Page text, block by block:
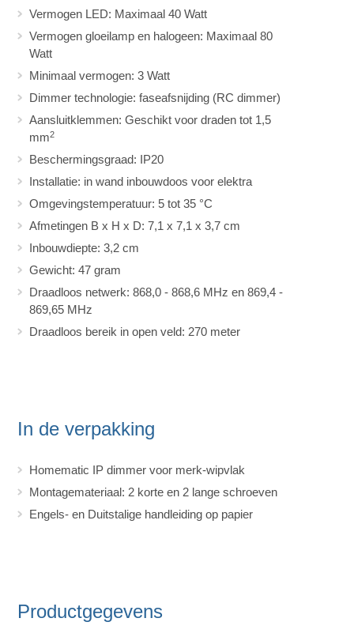
Vermogen LED: Maximaal 40 Watt
Vermogen gloeilamp en halogeen: Maximaal 80
Watt
Minimaal vermogen: 3 Watt
Dimmer technologie: faseafsnijding (RC dimmer)
Aansluitklemmen: Geschikt voor draden tot 1,5
mm2
Beschermingsgraad: IP20
Installatie: in wand inbouwdoos voor elektra
Omgevingstemperatuur: 5 tot 35 °C
Afmetingen B x H x D: 7,1 x 7,1 x 3,7 cm
Inbouwdiepte: 3,2 cm
Gewicht: 47 gram
Draadloos netwerk: 868,0 - 868,6 MHz en 869,4 -
869,65 MHz
Draadloos bereik in open veld: 270 meter
In de verpakking
Homematic IP dimmer voor merk-wipvlak
Montagemateriaal: 2 korte en 2 lange schroeven
Engels- en Duitstalige handleiding op papier
Productgegevens